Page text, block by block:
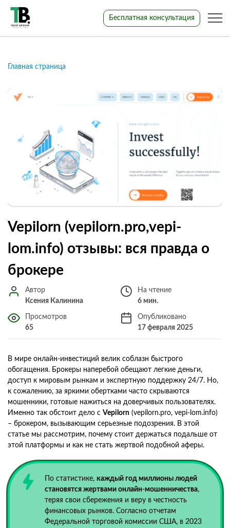
Бесплатная консультация
Главная страница
Vepilorn (vepilorn.pro,vepi-
lom.info) отзывы: вся правда о
брокере
Автор
Ксения Калинина
На чтение
6 мин.
Просмотров
65
Опубликовано
17 февраля 2025
В мире онлайн-инвестиций велик соблазн быстрого
обогащения. Брокеры наперебой обещают легкие деньги,
доступ к мировым рынкам и экспертную поддержку 24/7. Но,
к сожалению, за яркими обертками часто скрываются
мошенники, готовые нажиться на доверчивых пользователях.
Именно так обстоит дело с Vepilorn (vepilorn.pro, vepi-lom.info)
– брокером, вызывающим серьезные подозрения. В этой
статье мы рассмотрим, почему стоит держаться подальше от
этой платформы и как не стать жертвой подобной аферы.
По статистике, каждый год миллионы людей
становятся жертвами онлайн-мошенничества,
теряя свои сбережения и веру в честность
финансовых рынков. Согласно отчетам
Федеральной торговой комиссии США, в 2023